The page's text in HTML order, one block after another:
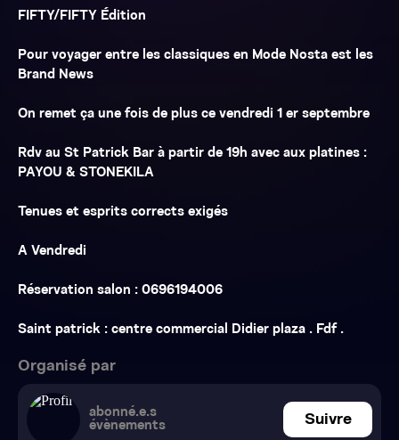
FIFTY/FIFTY Édition
Pour voyager entre les classiques en Mode Nosta est les
Brand News
On remet ça une fois de plus ce vendredi 1 er septembre
Rdv au St Patrick Bar à partir de 19h avec aux platines :
PAYOU & STONEKILA
Tenues et esprits corrects exigés
A Vendredi
Réservation salon : 0696194006
Saint patrick : centre commercial Didier plaza . Fdf .
Organisé par
abonné.e.s
évènements
Suivre